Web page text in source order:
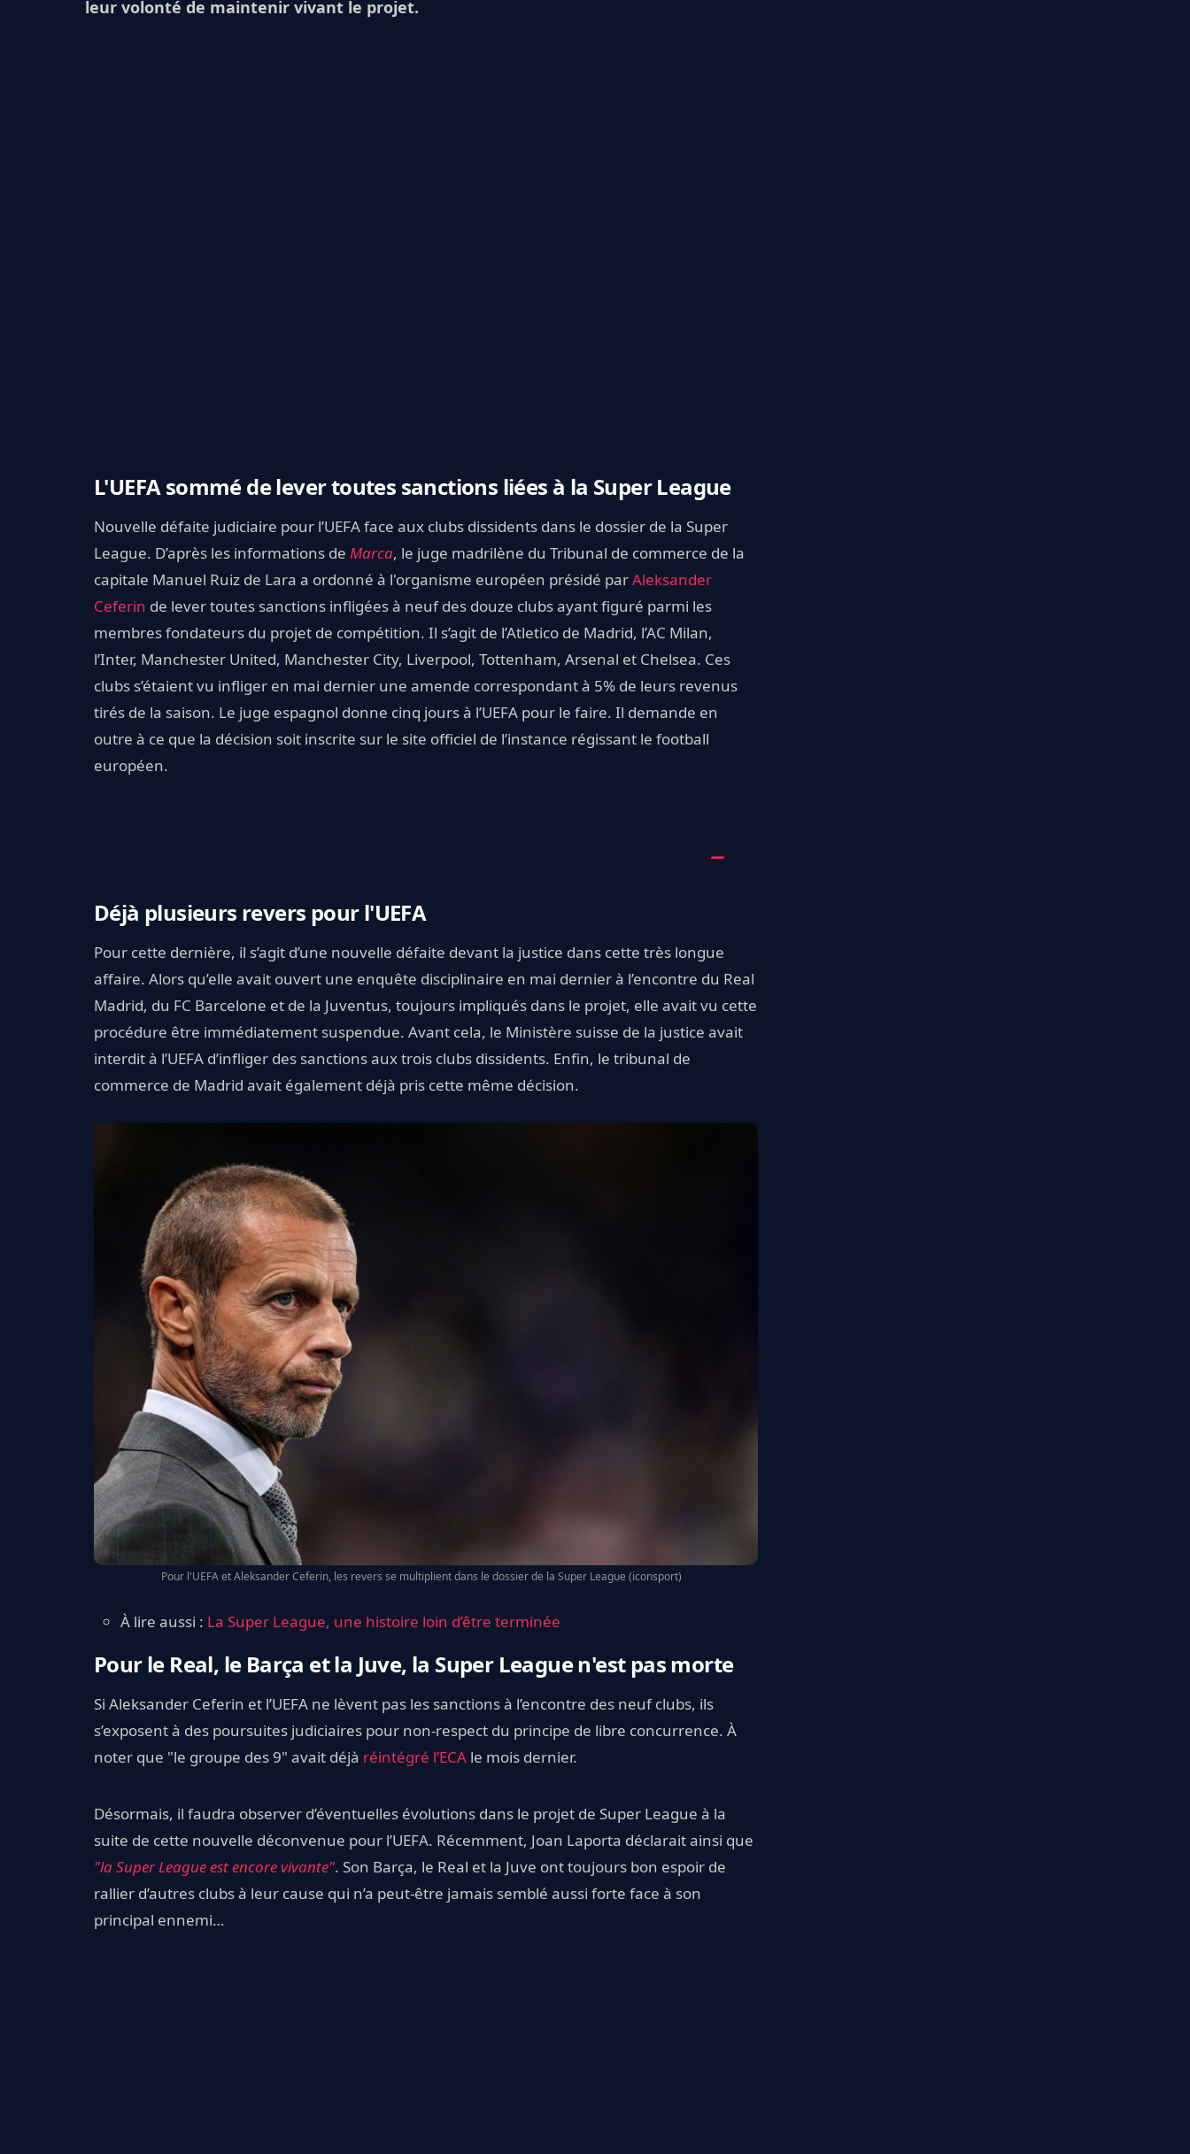
leur volonté de maintenir vivant le projet.
L'UEFA sommé de lever toutes sanctions liées à la Super League
Nouvelle défaite judiciaire pour l’UEFA face aux clubs dissidents dans le dossier de la Super
League. D’après les informations de Marca, le juge madrilène du Tribunal de commerce de la
capitale Manuel Ruiz de Lara a ordonné à l'organisme européen présidé parAleksander
Ceferin de lever toutes sanctions infligées à neuf des douze clubs ayant figuré parmi les
membres fondateurs du projet de compétition. Il s’agit de l’Atletico de Madrid, l’AC Milan,
l’Inter, Manchester United, Manchester City, Liverpool, Tottenham, Arsenal et Chelsea. Ces
clubs s’étaient vu infliger en mai dernier une amende correspondant à 5% de leurs revenus
tirés de la saison. Le juge espagnol donne cinq jours à l’UEFA pour le faire. Il demande en
outre à ce que la décision soit inscrite sur le site officiel de l’instance régissant le football
européen.
Déjà plusieurs revers pour l'UEFA
Pour cette dernière, il s’agit d’une nouvelle défaite devant la justice dans cette très longue
affaire. Alors qu’elle avait ouvert une enquête disciplinaire en mai dernier à l’encontre du Real
Madrid, du FC Barcelone et de la Juventus, toujours impliqués dans le projet, elle avait vu cette
procédure être immédiatement suspendue. Avant cela, le Ministère suisse de la justice avait
interdit à l’UEFA d’infliger des sanctions aux trois clubs dissidents. Enfin, le tribunal de
commerce de Madrid avait également déjà pris cette même décision.
Pour l'UEFA et Aleksander Ceferin, les revers se multiplient dans le dossier de la Super League (iconsport)
À lire aussi : La Super League, une histoire loin d’être terminée
Pour le Real, le Barça et la Juve, la Super League n'est pas morte
Si Aleksander Ceferin et l’UEFA ne lèvent pas les sanctions à l’encontre des neuf clubs, ils
s’exposent à des poursuites judiciaires pour non-respect du principe de libre concurrence. À
noter que "le groupe des 9" avait déjà réintégré l’ECA le mois dernier.
Désormais, il faudra observer d’éventuelles évolutions dans le projet de Super League à la
suite de cette nouvelle déconvenue pour l’UEFA. Récemment, Joan Laporta déclarait ainsi que
"la Super League est encore vivante". Son Barça, le Real et la Juve ont toujours bon espoir de
rallier d’autres clubs à leur cause qui n’a peut-être jamais semblé aussi forte face à son
principal ennemi…